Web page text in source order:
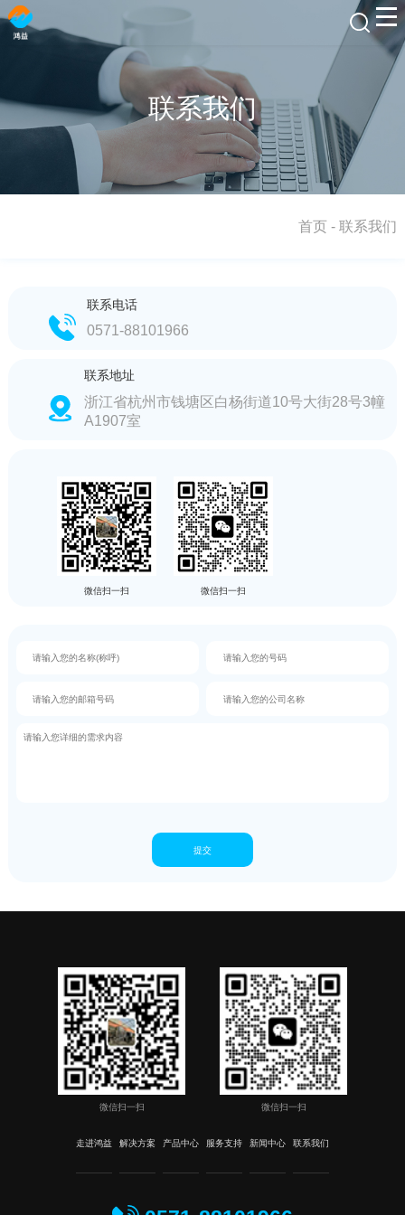
联系我们
首页 -联系我们
联系电话
0571-88101966
联系地址
浙江省杭州市钱塘区白杨街道10号大街28号3幢
A1907室
微信扫一扫 微信扫一扫
微信扫一扫 微信扫一扫
走进鸿益 解决方案 产品中心 服务支持 新闻中心 联系我们